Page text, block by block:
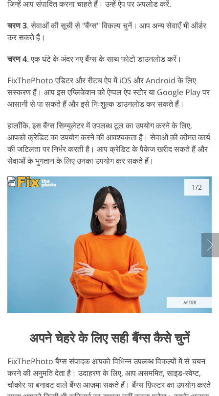
जिन्हें आप संपादित करना चाहते हैं। उन्हें ऐप पर अपलोड करें.
चरण 3. सेवाओं की सूची से "बैंग्स" विकल्प चुनें। आप अन्य सेवाएँ भी ऑर्डर
कर सकते हैं।
चरण 4. एक घंटे के अंदर नए बैंग्स के साथ फोटो डाउनलोड करें।
FixThePhoto एडिटर और रीटच ऐप में iOS और Android के लिए
संस्करण हैं। आप इस एप्लिकेशन को ऐप्पल ऐप स्टोर या Google Play पर
आसानी से पा सकते हैं और इसे निःशुल्क डाउनलोड कर सकते हैं।
हालाँकि, इस बैंग्स सिम्युलेटर में उपलब्ध टूल का उपयोग करने के लिए,
आपको क्रेडिट का उपयोग करने की आवश्यकता है। सेवाओं की कीमत कार्य
की जटिलता पर निर्भर करती है। आप क्रेडिट के पैकेज खरीद सकते हैं और
सेवाओं के भुगतान के लिए उनका उपयोग कर सकते हैं।
1/2
अपने चेहरे के लिए सही बैंग्स कैसे चुनें
FixThePhoto बैंग्स संपादक आपको विभिन्न उपलब्ध विकल्पों में से चयन
करने की अनुमति देता है। उदाहरण के लिए, आप असममित, साइड-स्वेप्ट,
चौकोर या बनावट वाले बैंग्स आज़मा सकते हैं। बैंग्स फ़िल्टर का उपयोग करते